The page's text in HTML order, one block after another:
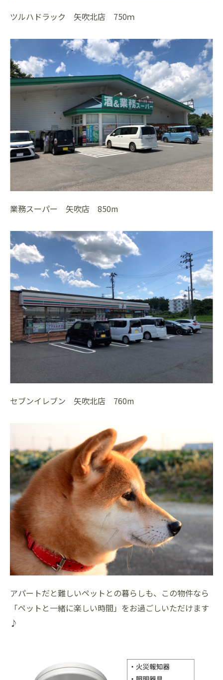
ツルハドラック 矢吹北店 750ｍ
業務スーパー 矢吹店 850m
セブンイレブン 矢吹北店 760m
アパートだと難しいペットとの暮らしも、この物件なら
「ペットと一緒に楽しい時間」をお過ごしいただけます
♪